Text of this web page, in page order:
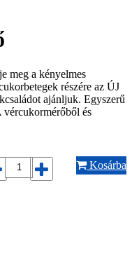
meg a kényelmes
részére az ÚJ
ajánljuk. Egyszerű
vércukormérőből és
Kosárba